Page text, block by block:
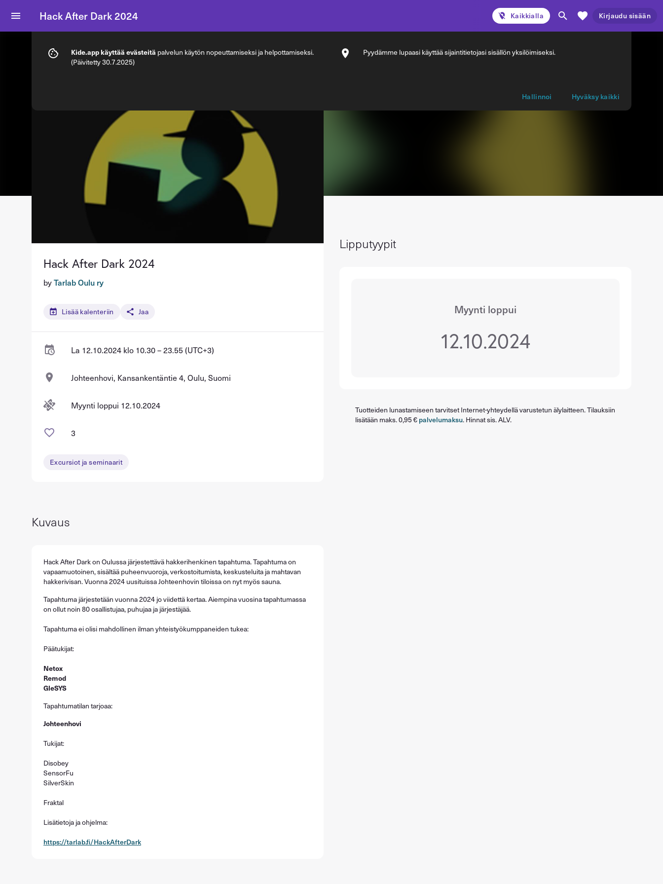
Hack After Dark 2024 Kaikkialla Kirjaudu sisään
Hack After Dark 2024
byTarlab Oulu ry
Lisää kalenteriin Jaa
La 12.10.2024 klo 10.30 – 23.55 (UTC+3)
Johteenhovi, Kansankentäntie 4, Oulu, Suomi
Myynti loppui 12.10.2024
3
Excursiot ja seminaarit
Kuvaus
Hack After Dark on Oulussa järjestettävä hakkerihenkinen tapahtuma. Tapahtuma on
vapaamuotoinen, sisältää puheenvuoroja, verkostoitumista, keskusteluita ja mahtavan
hakkerivisan. Vuonna 2024 uusituissa Johteenhovin tiloissa on nyt myös sauna.
Tapahtuma järjestetään vuonna 2024 jo viidettä kertaa. Aiempina vuosina tapahtumassa
on ollut noin 80 osallistujaa, puhujaa ja järjestäjää.
Tapahtuma ei olisi mahdollinen ilman yhteistyökumppaneiden tukea:
Päätukijat:
Netox
Remod
GleSYS
Tapahtumatilan tarjoaa:
Johteenhovi
Tukijat:
Disobey
SensorFu
SilverSkin
Fraktal
Lisätietoja ja ohjelma:
https://tarlab.fi/HackAfterDark
Lipputyypit
Myynti loppui
12.10.2024
Tuotteiden lunastamiseen tarvitset Internet-yhteydellä varustetun älylaitteen. Tilauksiin
lisätään maks. 0,95 €palvelumaksu. Hinnat sis. ALV.
Kide.app käyttää evästeitä palvelun käytön nopeuttamiseksi ja helpottamiseksi.
(Päivitetty 30.7.2025)
Pyydämme lupaasi käyttää sijaintitietojasi sisällön yksilöimiseksi.
Hallinnoi Hyväksy kaikki